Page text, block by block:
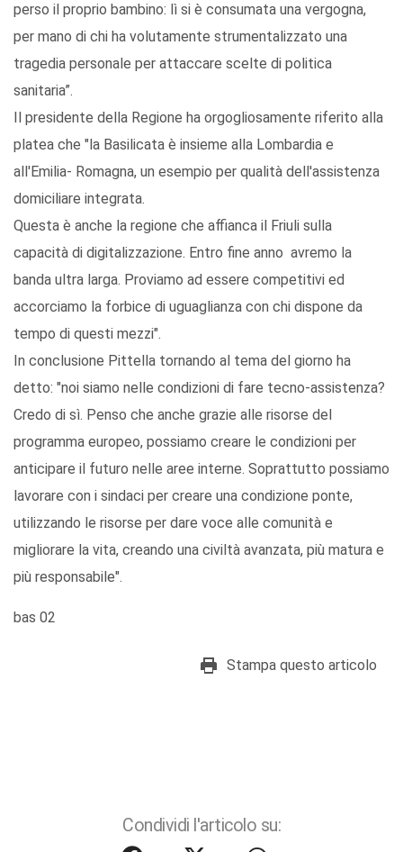
perso il proprio bambino: lì si è consumata una vergogna,
per mano di chi ha volutamente strumentalizzato una
tragedia personale per attaccare scelte di politica
sanitaria”.
Il presidente della Regione ha orgogliosamente riferito alla
platea che "la Basilicata è insieme alla Lombardia e
all'Emilia- Romagna, un esempio per qualità dell'assistenza
domiciliare integrata.
Questa è anche la regione che affianca il Friuli sulla
capacità di digitalizzazione. Entro fine anno avremo la
banda ultra larga. Proviamo ad essere competitivi ed
accorciamo la forbice di uguaglianza con chi dispone da
tempo di questi mezzi".
In conclusione Pittella tornando al tema del giorno ha
detto: "noi siamo nelle condizioni di fare tecno-assistenza?
Credo di sì. Penso che anche grazie alle risorse del
programma europeo, possiamo creare le condizioni per
anticipare il futuro nelle aree interne. Soprattutto possiamo
lavorare con i sindaci per creare una condizione ponte,
utilizzando le risorse per dare voce alle comunità e
migliorare la vita, creando una civiltà avanzata, più matura e
più responsabile".
bas 02
Stampa questo articolo
Condividi l'articolo su: